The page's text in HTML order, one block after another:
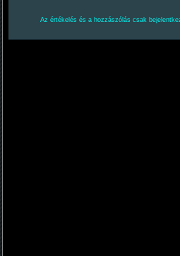
Az értékelés és a hozzászólás csak